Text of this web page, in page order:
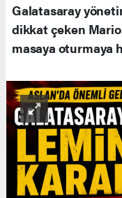
Galatasaray
dikkat çeken
masaya oturmaya